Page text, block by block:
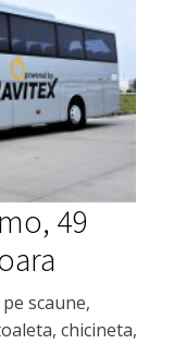
49
scaune,
chicineta,